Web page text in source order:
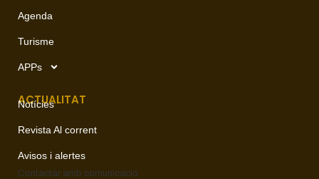
Agenda
Turisme
APPs
ACTUALITAT
Notícies
Revista Al corrent
Avisos i alertes
Contactar amb comunicació